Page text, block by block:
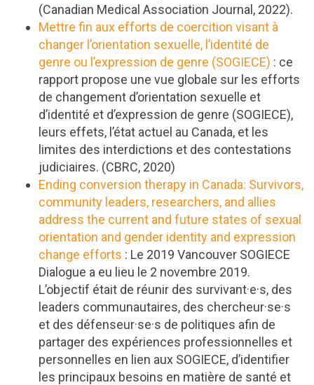
(Canadian Medical Association Journal, 2022).
Mettre fin aux efforts de coercition visant à
changer l’orientation sexuelle, l’identité de
genre ou l’expression de genre (SOGIECE) : ce
rapport propose une vue globale sur les efforts
de changement d’orientation sexuelle et
d’identité et d’expression de genre (SOGIECE),
leurs effets, l’état actuel au Canada, et les
limites des interdictions et des contestations
judiciaires. (CBRC, 2020)
Ending conversion therapy in Canada: Survivors,
community leaders, researchers, and allies
address the current and future states of sexual
orientation and gender identity and expression
change efforts : Le 2019 Vancouver SOGIECE
Dialogue a eu lieu le 2 novembre 2019.
L’objectif était de réunir des survivant·e·s, des
leaders communautaires, des chercheur·se·s
et des défenseur·se·s de politiques afin de
partager des expériences professionnelles et
personnelles en lien aux SOGIECE, d’identifier
les principaux besoins en matière de santé et